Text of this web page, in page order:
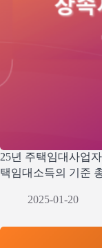
25년 주택임대사업
택임대소득의 기준
2025-01-20